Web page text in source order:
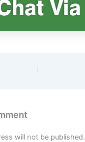
will not be published.